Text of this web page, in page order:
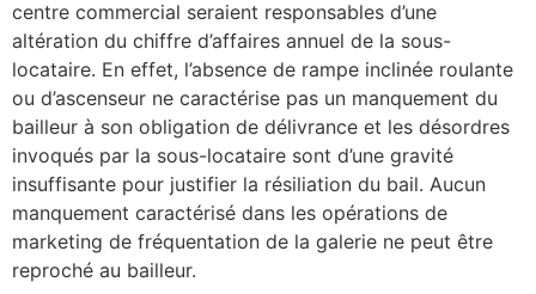
centre commercial seraient responsables d’une
altération du chiffre d’affaires annuel de la sous-
locataire. En effet, l’absence de rampe inclinée roulante
ou d’ascenseur ne caractérise pas un manquement du
bailleur à son obligation de délivrance et les désordres
invoqués par la sous-locataire sont d’une gravité
insuffisante pour justifier la résiliation du bail. Aucun
manquement caractérisé dans les opérations de
marketing de fréquentation de la galerie ne peut être
reproché au bailleur.